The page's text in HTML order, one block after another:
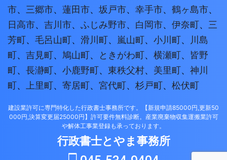
市、 三郷市、 蓮田市、 坂戸市、 幸手市、 鶴ヶ島市、
日高市、 吉川市、 ふじみ野市、 白岡市、 伊奈町、 三
芳町、 毛呂山町、 滑川町、 嵐山町、 小川町、
川島
町、 吉見町、 鳩山町、 ときがわ町、 横瀬町、 皆野
町、 長瀞町、 小鹿野町、 東秩父村、 美里町、 神川
町、 上里町、 寄居町、 宮代町、 杉戸町、 松伏町
建設業許可に専門特化した行政書士事務所です。【新規申請85000円,更新50
000円,決算変更届25000円】許可要件無料診断。産業廃棄物収集運搬業許可
や解体工事業登録も承っております。
行政書士とやま事務所